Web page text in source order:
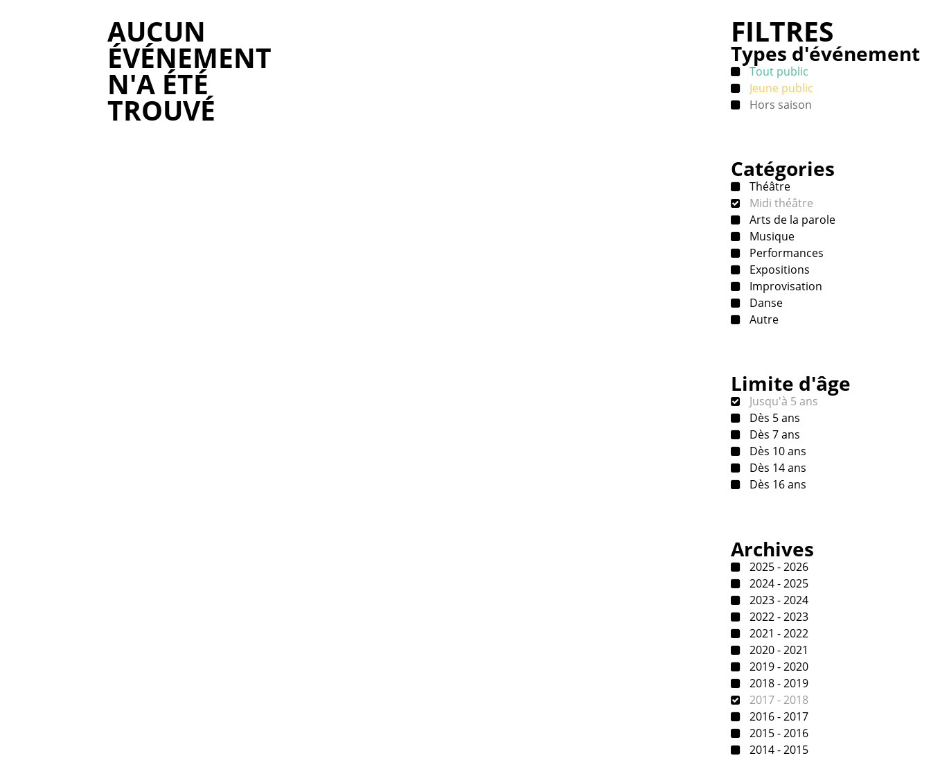
AUCUN
ÉVÉNEMENT
N'A ÉTÉ
TROUVÉ
FILTRES
Types d'événement
Tout public
Jeune public
Hors saison
Catégories
Théâtre
Midi théâtre
Arts de la parole
Musique
Performances
Expositions
Improvisation
Danse
Autre
Limite d'âge
Jusqu'à 5 ans
Dès 5 ans
Dès 7 ans
Dès 10 ans
Dès 14 ans
Dès 16 ans
Archives
2025 - 2026
2024 - 2025
2023 - 2024
2022 - 2023
2021 - 2022
2020 - 2021
2019 - 2020
2018 - 2019
2017 - 2018
2016 - 2017
2015 - 2016
2014 - 2015